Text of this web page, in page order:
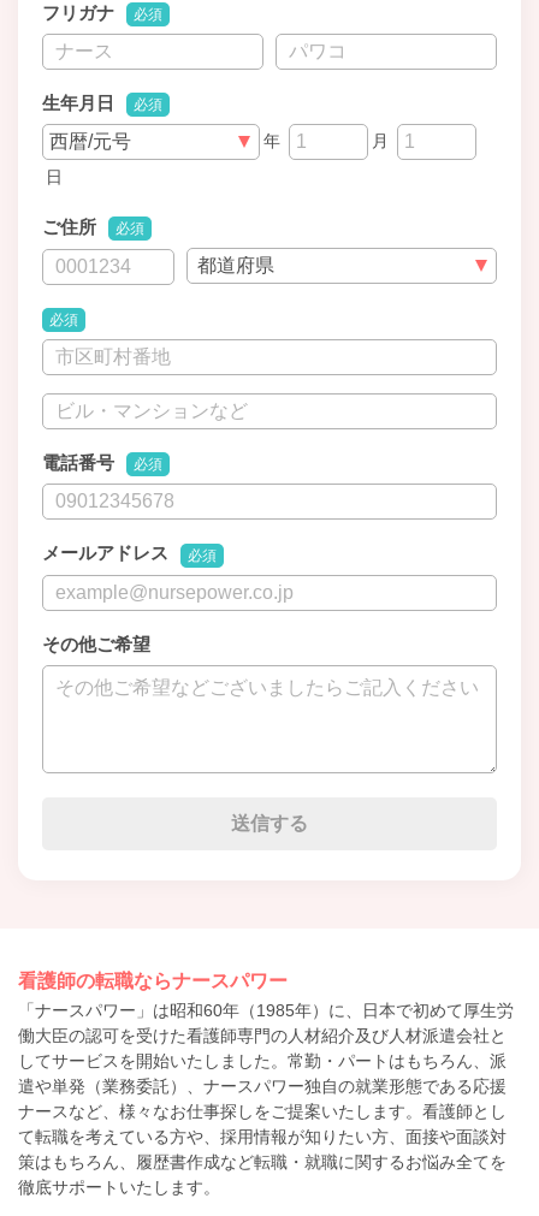
フリガナ 必須
生年月日 必須
年
月
日
ご住所 必須
必須
電話番号 必須
メールアドレス 必須
その他ご希望
看護師の転職ならナースパワー
「ナースパワー」は昭和60年（1985年）に、日本で初めて厚生労
働大臣の認可を受けた看護師専門の人材紹介及び人材派遣会社と
してサービスを開始いたしました。常勤・パートはもちろん、派
遣や単発（業務委託）、ナースパワー独自の就業形態である応援
ナースなど、様々なお仕事探しをご提案いたします。看護師とし
て転職を考えている方や、採用情報が知りたい方、面接や面談対
策はもちろん、履歴書作成など転職・就職に関するお悩み全てを
徹底サポートいたします。